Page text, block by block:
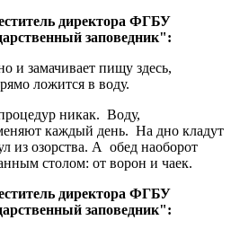
директора ФГБУ
заповедник":
и замачивает пищу здесь,
ложится в воду.
никак. Воду,
каждый день. На дно кладут
из озорства. А обед наоборот
столом: от ворон и чаек.
директора ФГБУ
заповедник":